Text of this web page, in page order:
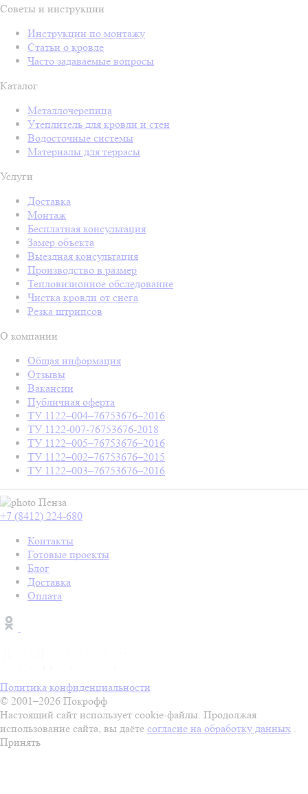
Советы и инструкции
Инструкции по монтажу
Статьи о кровле
Часто задаваемые вопросы
Каталог
Металлочерепица
Утеплитель для кровли и стен
Водосточные системы
Материалы для террасы
Услуги
Доставка
Монтаж
Бесплатная консультация
Замер объекта
Выездная консультация
Производство в размер
Тепловизионное обследование
Чистка кровли от снега
Резка штрипсов
О компании
Общая информация
Отзывы
Вакансии
Публичная оферта
ТУ 1122–004–76753676–2016
ТУ 1122-007-76753676-2018
ТУ 1122–005–76753676–2016
ТУ 1122–002–76753676–2015
ТУ 1122–003–76753676–2016
Пенза
+7 (8412) 224-680
Контакты
Готовые проекты
Блог
Доставка
Оплата
Политика конфиденциальности
© 2001–2026 Покрофф
Настоящий сайт использует cookie-файлы. Продолжая
использование сайта, вы даёте согласие на обработку данных .
Принять